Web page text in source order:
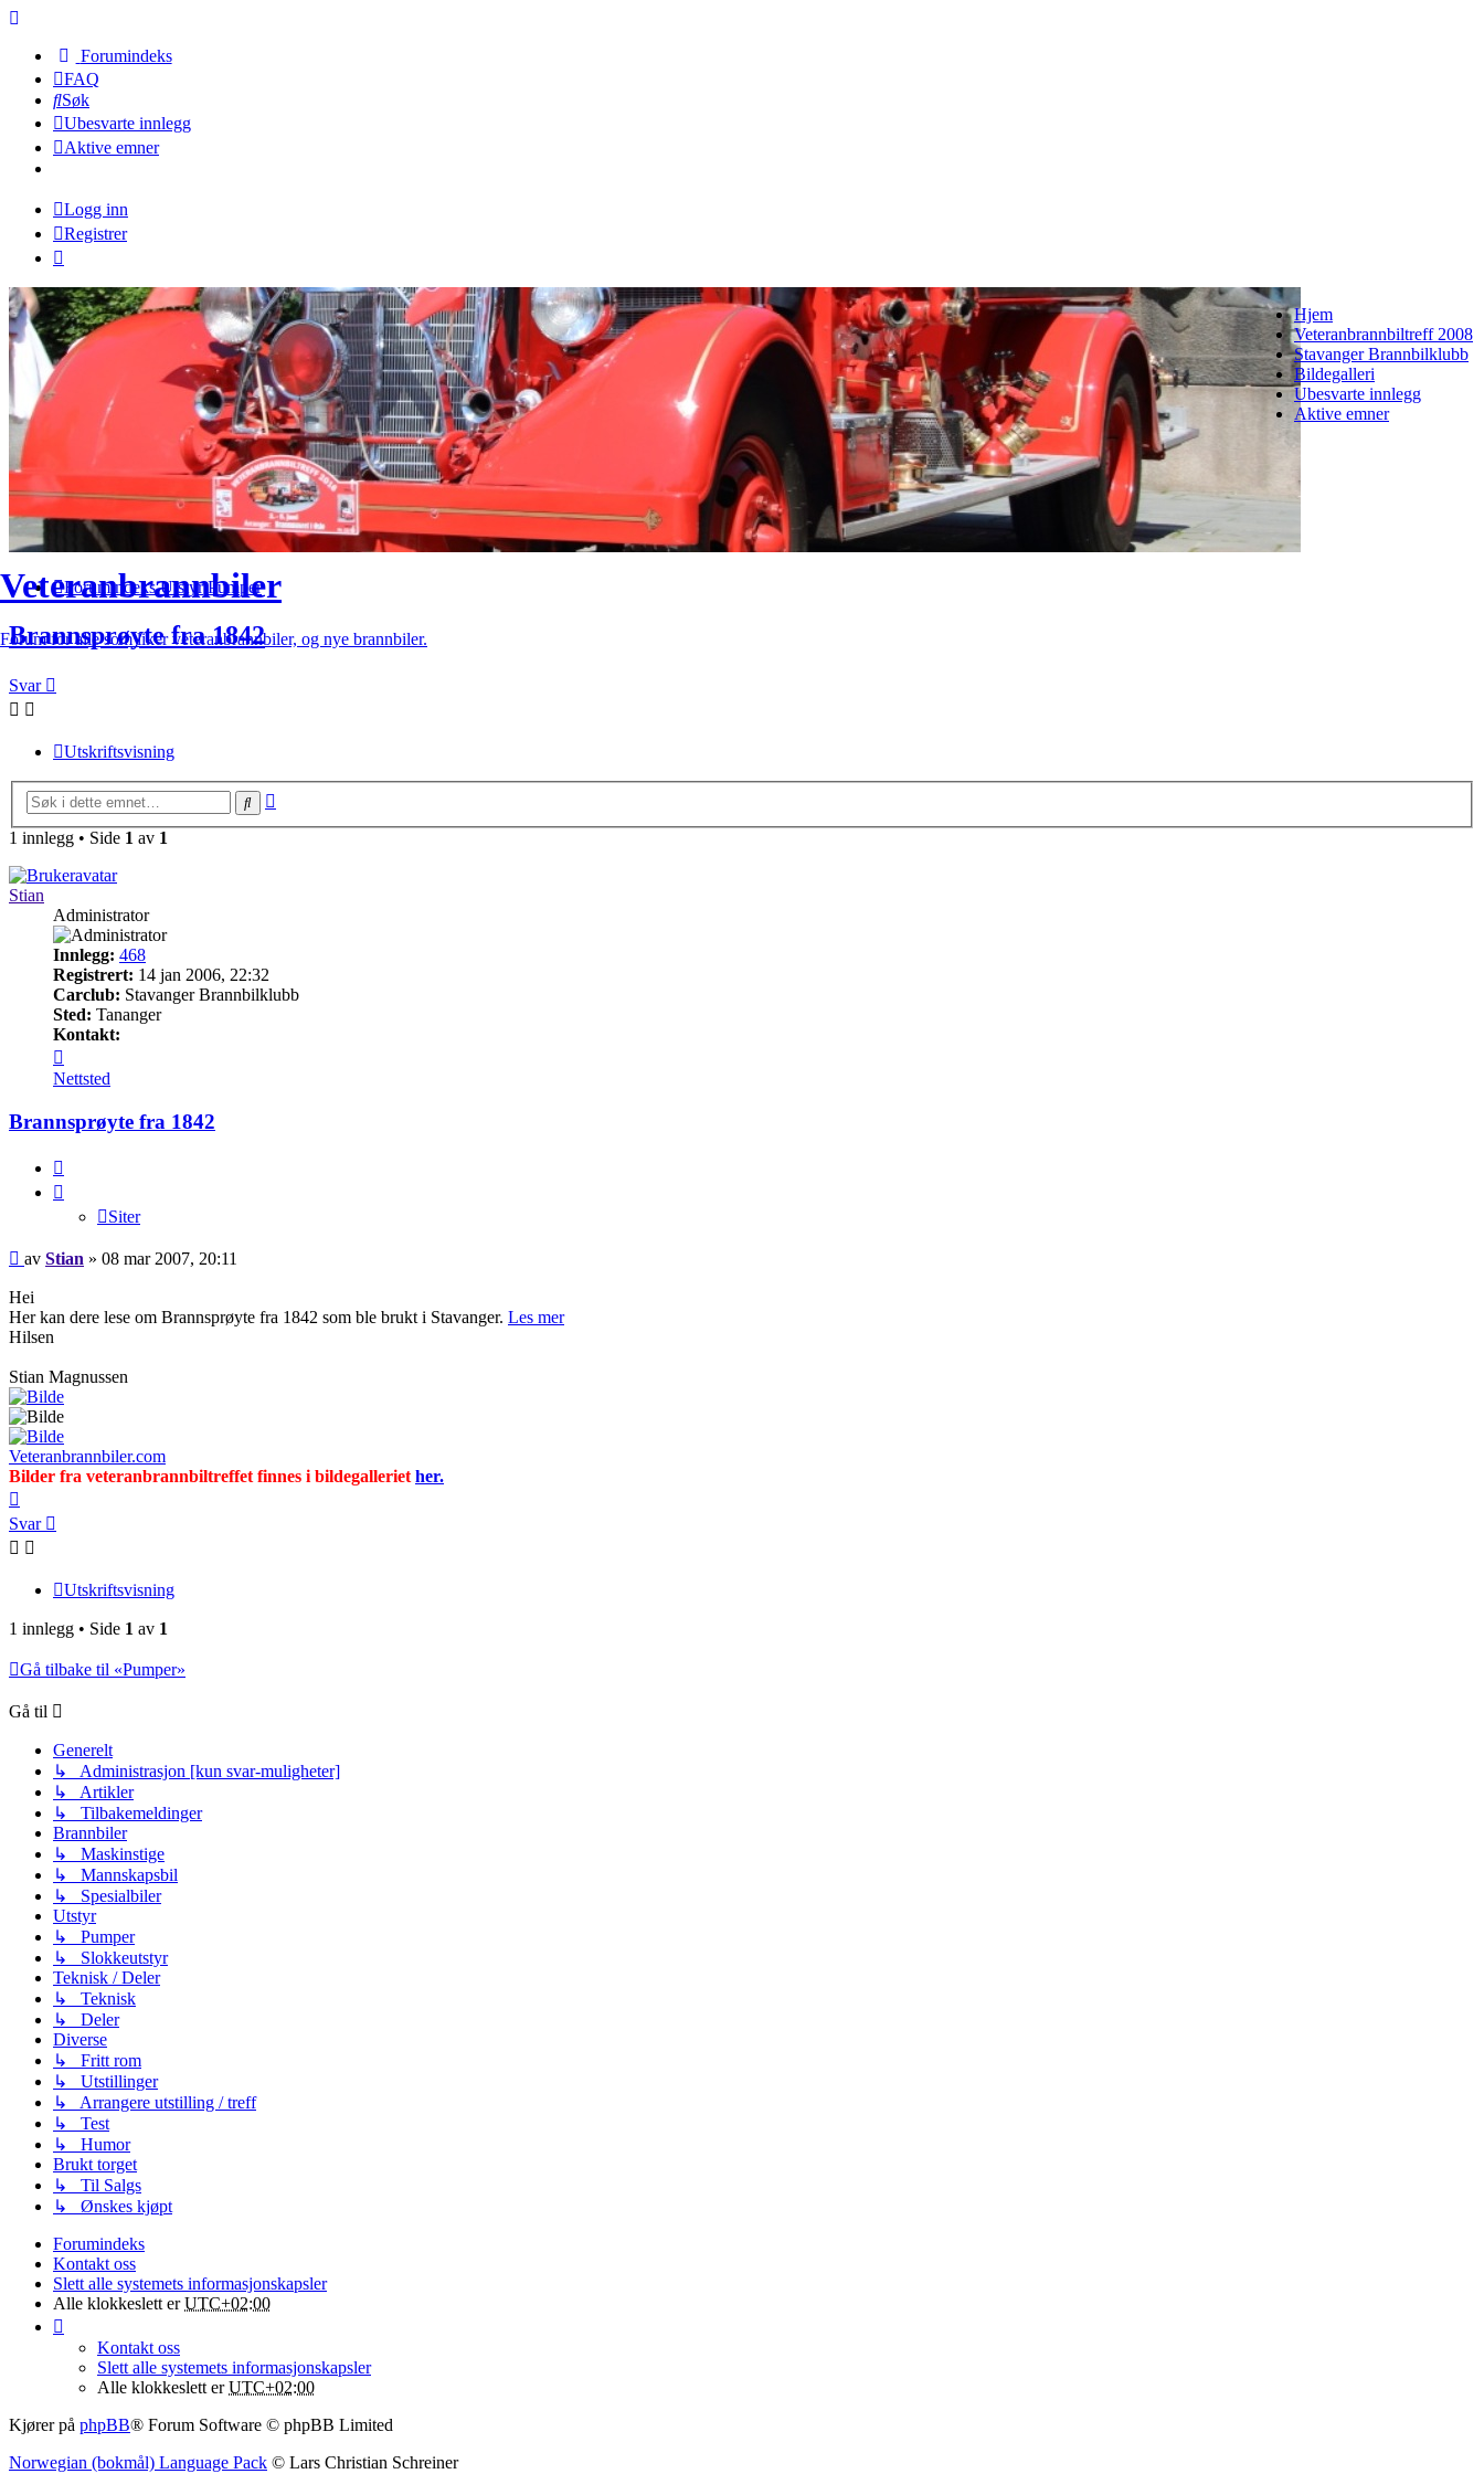
Forumindeks
FAQ
Søk
Ubesvarte innlegg
Aktive emner
Logg inn
Registrer
Hjem
Veteranbrannbiltreff 2008
Stavanger Brannbilklubb
Bildegalleri
Ubesvarte innlegg
Aktive emner
Veteranbrannbiler
Forum for alle som liker veteranbrannbiler, og nye brannbiler.
Forumindeks Utstyr Pumper
Brannsprøyte fra 1842
Svar
Utskriftsvisning
Søk
1 innlegg • Side 1 av 1
Stian
Administrator
Innlegg: 468
Registrert: 14 jan 2006, 22:32
Carclub: Stavanger Brannbilklubb
Sted: Tananger
Kontakt:
Stian
Nettsted
Brannsprøyte fra 1842
Siter
Legg
av Stian » 08 mar 2007, 20:11
Hei
Her kan dere lese om Brannsprøyte fra 1842 som ble brukt i Stavanger. Les mer
Hilsen
Stian Magnussen
Veteranbrannbiler.com
Bilder fra veteranbrannbiltreffet finnes i bildegalleriet her.
Svar
Utskriftsvisning
1 innlegg • Side 1 av 1
Gå tilbake til «Pumper»
Gå til
Generelt
↳ Administrasjon [kun svar-muligheter]
↳ Artikler
↳ Tilbakemeldinger
Brannbiler
↳ Maskinstige
↳ Mannskapsbil
↳ Spesialbiler
Utstyr
↳ Pumper
↳ Slokkeutstyr
Teknisk / Deler
↳ Teknisk
↳ Deler
Diverse
↳ Fritt rom
↳ Utstillinger
↳ Arrangere utstilling / treff
↳ Test
↳ Humor
Brukt torget
↳ Til Salgs
↳ Ønskes kjøpt
Forumindeks
Kontakt oss
Slett alle systemets informasjonskapsler
Alle klokkeslett erUTC+02:00
Kontakt oss
Slett alle systemets informasjonskapsler
Alle klokkeslett erUTC+02:00
Kjører på phpBB® Forum Software © phpBB Limited
Norwegian (bokmål) Language Pack © Lars Christian Schreiner